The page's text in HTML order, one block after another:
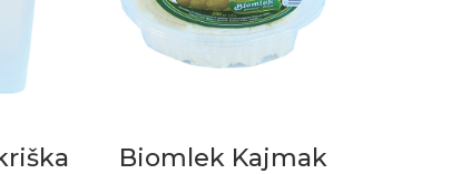
Biomlek Kajmak